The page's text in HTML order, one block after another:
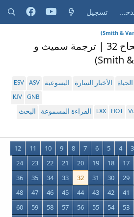
تسجيل الدخول تسجيل
سفر المزامير - الأصحاح 32 | ترجمة سميث و
الحياة الأخبار السارة اليسوعية ASV
ESV
GNB
KJV
HOT
LXX القراءة المسموعة
البحث
3
4
5
6
7
8
9
10
11
12
17
18
19
20
21
22
23
24
29
30
31
32
33
34
35
36
41
42
43
44
45
46
47
48
53
54
55
56
57
58
59
60